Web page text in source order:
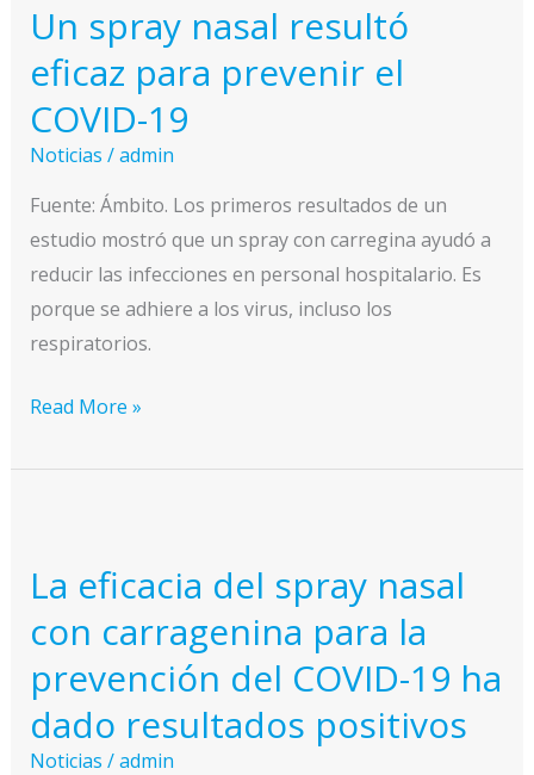
prevenir
un
80%
el
riesgo
contagio
COVID-
Un spray nasal resultó
eficaz para prevenir el
COVID-19
Noticias /admin
Fuente: Ámbito. Los primeros resultados de un
estudio mostró que un spray con carregina ayudó a
reducir las infecciones en personal hospitalario. Es
porque se adhiere a los virus, incluso los
respiratorios.
Un
nasal
para
el
COVID-
19
Read More »
La eficacia del spray nasal
con carragenina para la
prevención del COVID-19 ha
dado resultados positivos
Noticias /admin